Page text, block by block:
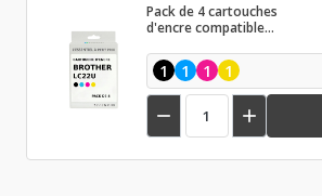
Pack de 4 cartouches
d'encre compatible
couleurs
1 1 1 1
 